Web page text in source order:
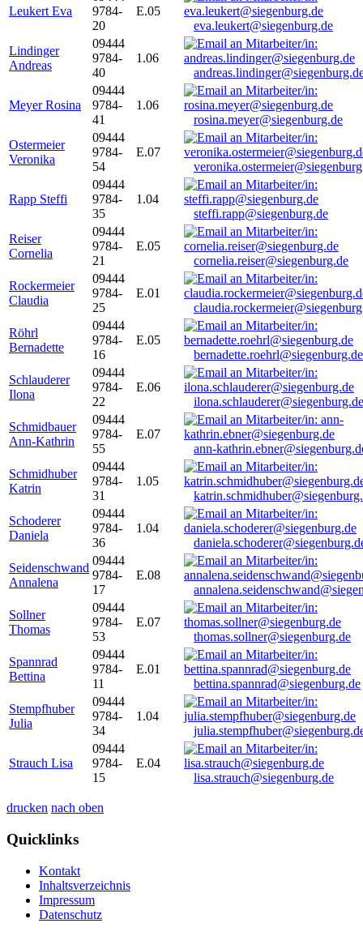
Leukert Eva
9784-
20
E.05
eva.leukert@siegenburg.de
Lindinger
Andreas
09444
9784-
40
1.06
Meyer Rosina
09444
9784-
41
1.06
rosina.meyer@siegenburg.de
Ostermeier
Veronika
09444
9784-
54
E.07
Rapp Steffi
09444
9784-
35
1.04
steffi.rapp@siegenburg.de
Reiser
Cornelia
09444
9784-
21
E.05
cornelia.reiser@siegenburg.de
Rockermeier
Claudia
09444
9784-
25
E.01
Röhrl
Bernadette
09444
9784-
16
E.05
bernadette.roehrl@siegenburg.de
Schlauderer
Ilona
09444
9784-
22
E.06
ilona.schlauderer@siegenburg.de
Schmidbauer
Ann-Kathrin
09444
9784-
55
E.07
ann-
Schmidhuber
Katrin
09444
9784-
31
1.05
Schoderer
Daniela
09444
9784-
36
1.04
Seidenschwand
Annalena
09444
9784-
17
E.08
Sollner
Thomas
09444
9784-
53
E.07
thomas.sollner@siegenburg.de
Spannrad
Bettina
09444
9784-
11
E.01
bettina.spannrad@siegenburg.de
Stempfhuber
Julia
09444
9784-
34
1.04
Strauch Lisa
09444
9784-
15
E.04
lisa.strauch@siegenburg.de
drucken nach oben
Quicklinks
Kontakt
Inhaltsverzeichnis
Impressum
Datenschutz